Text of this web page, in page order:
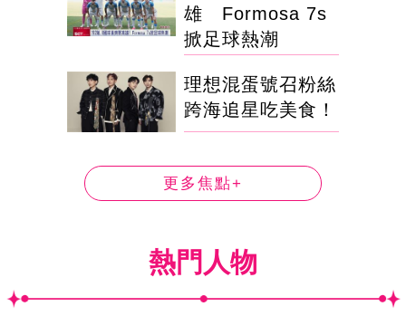
雄 Formosa 7s
掀足球熱潮
理想混蛋號召粉絲
跨海追星吃美食！
更多焦點+
熱門人物